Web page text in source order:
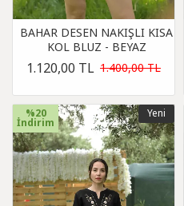
BAHAR DESEN NAKIŞLI KISA
KOL BLUZ - BEYAZ
1.120,00 TL 1.400,00 TL
Yeni
%20
İndirim